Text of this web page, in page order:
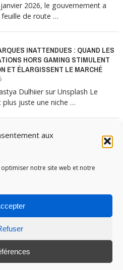
aux
notre site web et notre
2026, le gouvernement a
de route …
INATTENDUES : QUAND LES
HORS GAMING STIMULENT
ET ÉLARGISSENT LE MARCHÉ
Dulhiier sur Unsplash Le
plus juste une niche …
: ANATOMIE D’UNE
GAGNANTE
files d’attente devant les
INSTITUTE
© TOUS DROITS RÉSERVÉS 2017-2025
DE COOKIES